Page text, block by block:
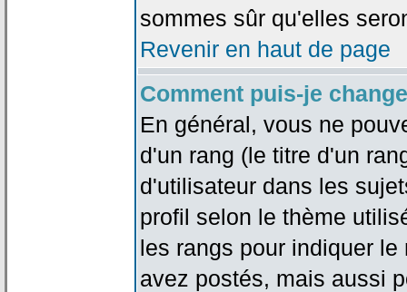
sommes sûr qu'elles
Revenir en haut de page
Comment puis-je
En général, vous ne
d'un rang (le titre d'un
d'utilisateur dans les
profil selon le thème
les rangs pour indiquer
avez postés, mais aussi